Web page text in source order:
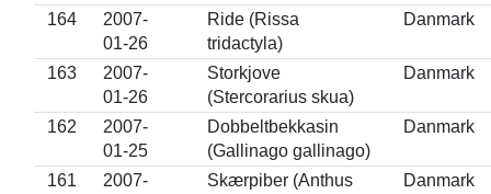
164
2007-
01-26
Ride (Rissa
tridactyla)
Danmark
163
2007-
01-26
Storkjove
(Stercorarius skua)
Danmark
162
2007-
01-25
Dobbeltbekkasin
(Gallinago gallinago)
Danmark
161
2007-
Skærpiber (Anthus
Danmark